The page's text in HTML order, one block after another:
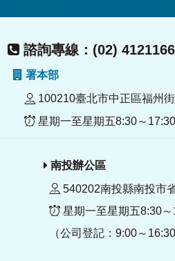
諮詢專線：(02) 4121166
署本部
100210臺北市中正區福州
星期一至星期五8:30～17:30
南投辦公區
540202南投縣南投市
星期一至星期五8:30
（公司登記：9:00～